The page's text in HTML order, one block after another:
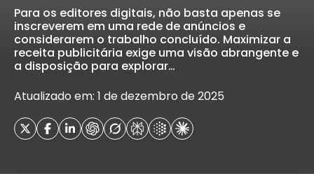
Para os editores digitais, não basta apenas se
inscreverem em uma rede de anúncios e
considerarem o trabalho concluído. Maximizar a
receita publicitária exige uma visão abrangente e
a disposição para explorar…
Atualizado em: 1 de dezembro de 2025